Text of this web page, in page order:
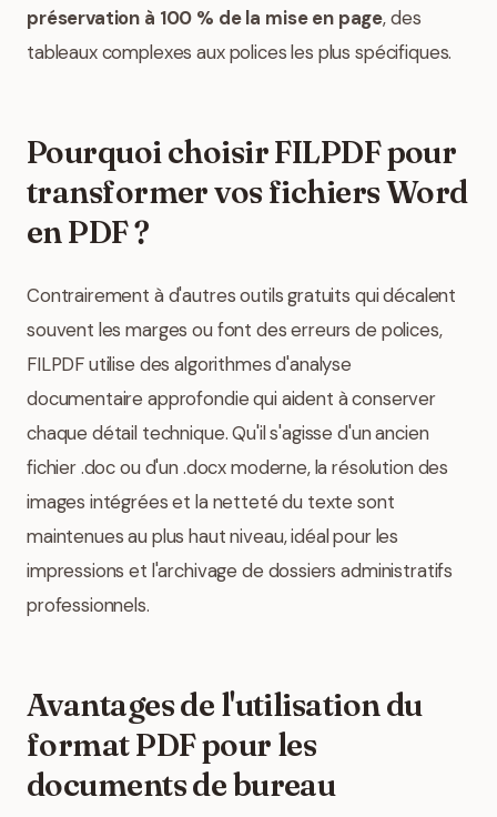
préservation à 100 % de la mise en page, des
tableaux complexes aux polices les plus spécifiques.
Pourquoi choisir FILPDF pour
transformer vos fichiers Word
en PDF ?
Contrairement à d'autres outils gratuits qui décalent
souvent les marges ou font des erreurs de polices,
FILPDF utilise des algorithmes d'analyse
documentaire approfondie qui aident à conserver
chaque détail technique. Qu'il s'agisse d'un ancien
fichier .doc ou d'un .docx moderne, la résolution des
images intégrées et la netteté du texte sont
maintenues au plus haut niveau, idéal pour les
impressions et l'archivage de dossiers administratifs
professionnels.
Avantages de l'utilisation du
format PDF pour les
documents de bureau